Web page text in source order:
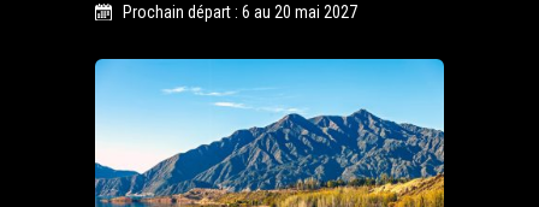
Prochain départ : 6 au 20 mai 2027